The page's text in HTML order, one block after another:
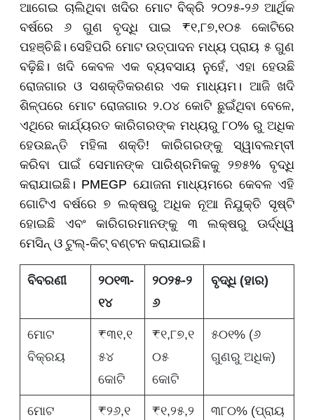
ଆଗେଇ ଚାଲିଥିବା ଖଦିର ମୋଟ ବିକ୍ରି ୨୦୨୫-୨୬ ଆର୍ଥିକ
ବର୍ଷରେ ୬ ଗୁଣ ବୃଦ୍ଧି ପାଇ ₹୧,୮୭,୧୦୫ କୋଟିରେ
ପହଞ୍ଚିଛି। ସେହିପରି ମୋଟ ଉତ୍ପାଦନ ମଧ୍ୟ ପ୍ରାୟ ୫ ଗୁଣ
ବଢ଼ିଛି। ଖଦି କେବଳ ଏକ ବ୍ୟବସାୟ ନୁହେଁ, ଏହା ହେଉଛି
ରୋଜଗାର ଓ ସଶକ୍ତିକରଣର ଏକ ମାଧ୍ୟମ। ଆଜି ଖଦି
ଶିଳ୍ପରେ ମୋଟ ରୋଜଗାର ୨.୦୪ କୋଟି ଛୁଇଁଥିବା ବେଳେ,
ଏଥିରେ କାର୍ଯ୍ୟରତ କାରିଗରଙ୍କ ମଧ୍ୟରୁ ୮୦% ରୁ ଅଧିକ
ହେଉଛନ୍ତି ମହିଳା ଶକ୍ତି! କାରିଗରଙ୍କୁ ସ୍ୱାବଲମ୍ବୀ
କରିବା ପାଇଁ ସେମାନଙ୍କ ପାରିଶ୍ରମିକକୁ ୨୭୫% ବୃଦ୍ଧି
କରାଯାଇଛି। PMEGP ଯୋଜନା ମାଧ୍ୟମରେ କେବଳ ଏହି
ଗୋଟିଏ ବର୍ଷରେ ୭ ଲକ୍ଷରୁ ଅଧିକ ନୂଆ ନିଯୁକ୍ତି ସୃଷ୍ଟି
ହୋଇଛି ଏବଂ କାରିଗରମାନଙ୍କୁ ୩ ଲକ୍ଷରୁ ଊର୍ଦ୍ଧ୍ୱ
ମେସିନ୍ ଓ ଟୁଲ୍-କିଟ୍ ବଣ୍ଟନ କରାଯାଇଛି।
ବିବରଣୀ
୨୦୧୩-
୧୪
୨୦୨୫-୨
୬
ବୃଦ୍ଧି (ହାର)
ମୋଟ
ବିକ୍ରୟ
₹୩୧,୧
୫୪
କୋଟି
₹୧,୮୭,୧
୦୫
କୋଟି
୫୦୧% (୬
ଗୁଣରୁ ଅଧିକ)
ମୋଟ ₹୨୬,୧ ₹୧,୨୫,୨ ୩୮୦% (ପ୍ରାୟ